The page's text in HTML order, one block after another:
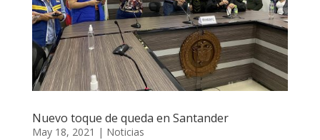
Nuevo toque de queda en Santander
May 18, 2021 | Noticias